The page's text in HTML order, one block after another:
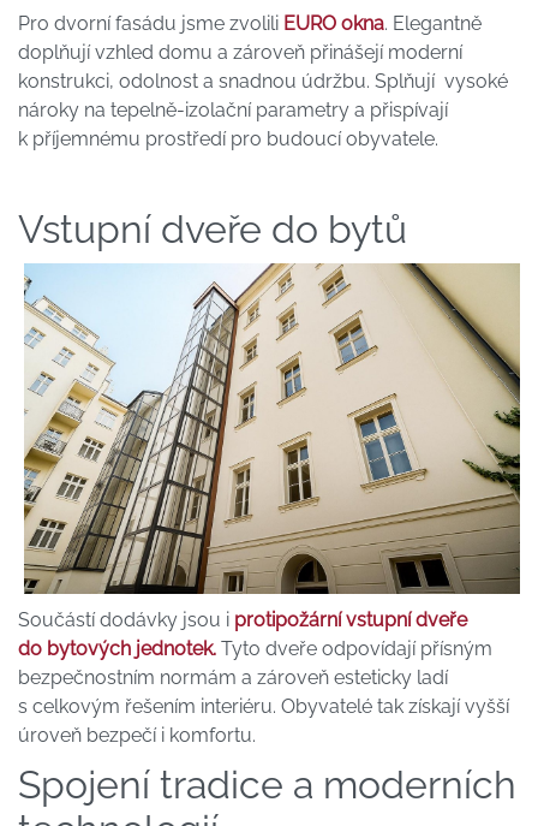
Pro dvorní fasádu jsme zvolili EURO okna. Elegantně
doplňují vzhled domu a zároveň přinášejí moderní
konstrukci, odolnost a snadnou údržbu. Splňují vysoké
nároky na tepelně-izolační parametry a přispívají
k příjemnému prostředí pro budoucí obyvatele.
Vstupní dveře do bytů
Součástí dodávky jsou i protipožární vstupní dveře
do bytových jednotek. Tyto dveře odpovídají přísným
bezpečnostním normám a zároveň esteticky ladí
s celkovým řešením interiéru. Obyvatelé tak získají vyšší
úroveň bezpečí i komfortu.
Spojení tradice a moderních